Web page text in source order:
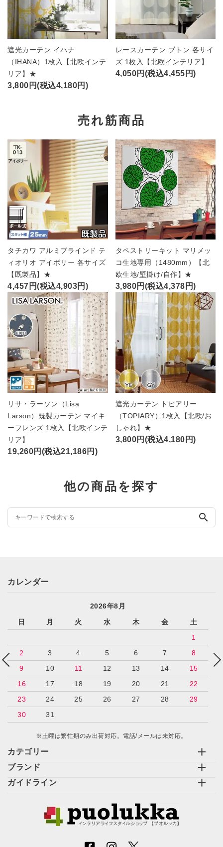
遮光カーテン イハナ
（IHANA）1枚入【北欧インテ
リア】★
3,800円(税込4,180円)
レースカーテン ブトン 各サイ
ズ 1枚入【北欧インテリア】
4,050円(税込4,455円)
売れ筋商品
タチカワ アルミブラインド テ
ィオリオ アイボリー 各サイズ
【既製品】★
4,457円(税込4,903円)
タペストリーキット マリメッ
コ生地専用（1480mm）【北
欧生地/壁掛け/自作】★
3,980円(税込4,378円)
リサ・ラーソン（Lisa
Larson）既製カーテン マイキ
ーフレンズ 1枚入【北欧インテ
リア】
19,260円(税込21,186円)
遮光カーテン トピアリー
（TOPIARY）1枚入【北欧/お
しゃれ】★
3,800円(税込4,180円)
他の商品を探す
search
カテゴリー
ブランド
ガイドライン
カレンダー
2026年8月
日
月 火 水 木 金
土
1
2
3 4 5 6 7
8
9
10 11 12 13 14
15
16
17 18 19 20 21
22
23
24 25 26 27 28
29
30
31
※土曜は繁忙期のみ出荷対応。電話/メールは未対応。